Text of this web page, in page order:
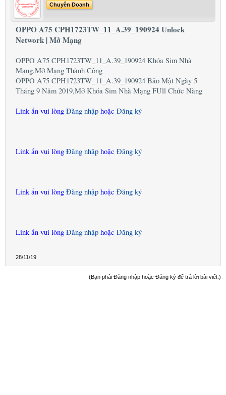
Chuyên Doanh
OPPO A75 CPH1723TW_11_A.39_190924 Unlock
Network | Mở Mạng
OPPO A75 CPH1723TW_11_A.39_190924 Khóa Sim Nhà
Mạng,Mở Mạng Thành Công
OPPO A75 CPH1723TW_11_A.39_190924 Bảo Mật Ngày 5
Tháng 9 Năm 2019,Mở Khóa Sim Nhà Mạng FUll Chức Năng
Link ẩn vui lòng Đăng nhập hoặc Đăng ký
Link ẩn vui lòng Đăng nhập hoặc Đăng ký
Link ẩn vui lòng Đăng nhập hoặc Đăng ký
Link ẩn vui lòng Đăng nhập hoặc Đăng ký
28/11/19
(Bạn phải Đăng nhập hoặc Đăng ký để trả lời bài viết.)